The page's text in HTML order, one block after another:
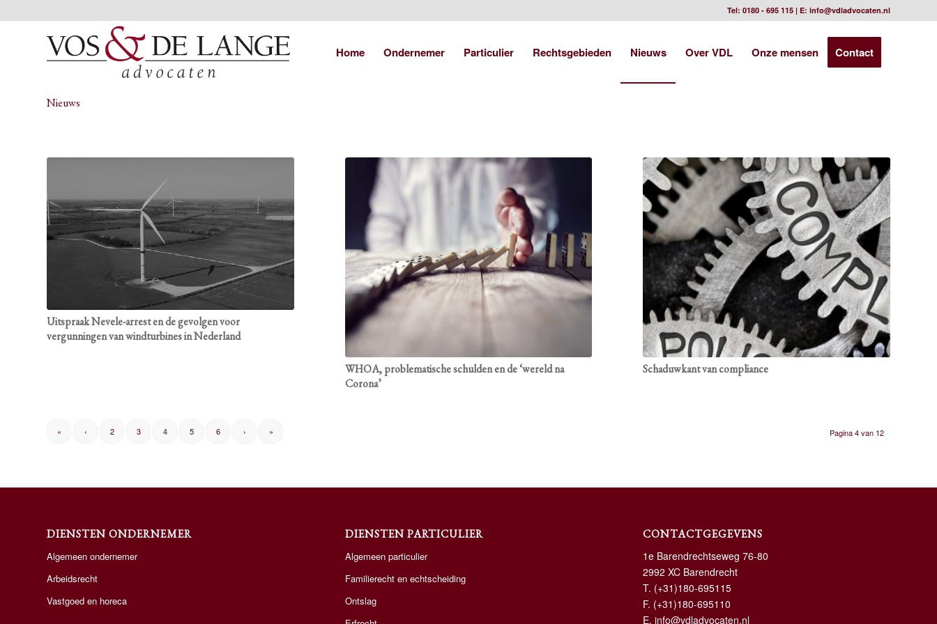
Tel: 0180 - 695 115 | E: info@vdladvocaten.nl
Home Ondernemer Particulier Rechtsgebieden Nieuws Over VDL Onze mensen Contact
Nieuws
Uitspraak Nevele-arrest en de gevolgen voor
vergunningen van windturbines in Nederland
WHOA, problematische schulden en de ‘wereld na
Corona’
Schaduwkant van compliance
Pagina 4 van 12
« ‹ 2 3 4 5 6 › »
DIENSTEN ONDERNEMER
Algemeen ondernemer
Arbeidsrecht
Vastgoed en horeca
DIENSTEN PARTICULIER
Algemeen particulier
Familierecht en echtscheiding
Ontslag
CONTACTGEGEVENS
1e Barendrechtseweg 76-80
2992 XC Barendrecht
T. (+31)180-695115
F. (+31)180-695110
E. info@vdladvocaten.nl